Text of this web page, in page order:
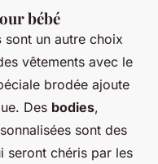
bébé
sont un autre choix
vêtements avec le
brodée ajoute
Des bodies,
sont des
seront chéris par les